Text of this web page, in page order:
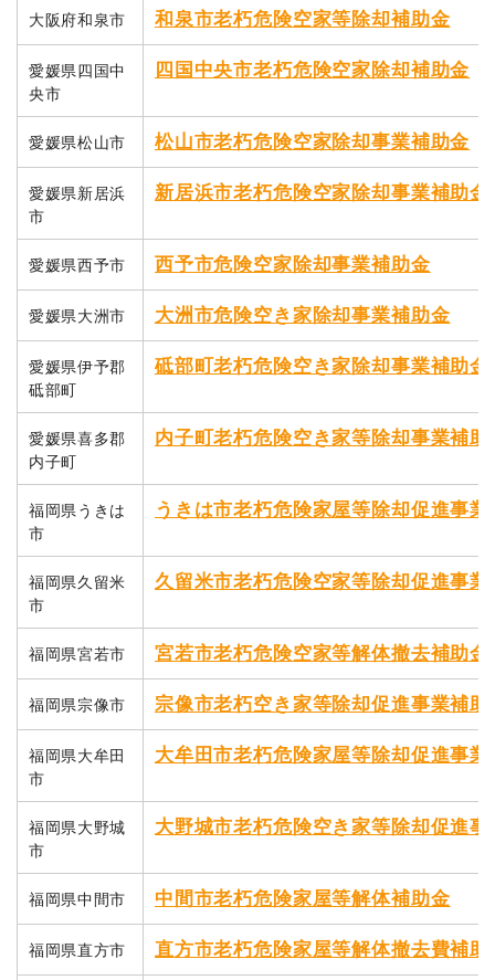
大阪府和泉市 和泉市老朽危険空家等除却補助金
愛媛県四国中
央市
四国中央市老朽危険空家除却補助金
愛媛県松山市 松山市老朽危険空家除却事業補助金
愛媛県新居浜
市
新居浜市老朽危険空家除却事業補助金
愛媛県西予市 西予市危険空家除却事業補助金
愛媛県大洲市 大洲市危険空き家除却事業補助金
愛媛県伊予郡
砥部町
砥部町老朽危険空き家除却事業補助金
愛媛県喜多郡
内子町
内子町老朽危険空き家等除却事業補助
福岡県うきは
市
うきは市老朽危険家屋等除却促進事
福岡県久留米
市
久留米市老朽危険空家等除却促進事業
福岡県宮若市 宮若市老朽危険空家等解体撤去補助金
福岡県宗像市 宗像市老朽空き家等除却促進事業補助
福岡県大牟田
市
大牟田市老朽危険家屋等除却促進事業
福岡県大野城
市
大野城市老朽危険空き家等除却促進
福岡県中間市 中間市老朽危険家屋等解体補助金
福岡県直方市 直方市老朽危険家屋等解体撤去費補助